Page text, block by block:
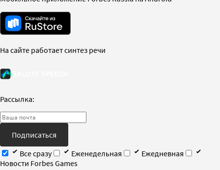
На сайте работает синтез речи
Рассылка:
Подписаться
Все сразу
Еженедельная
Ежедневная
Новости Forbes Games